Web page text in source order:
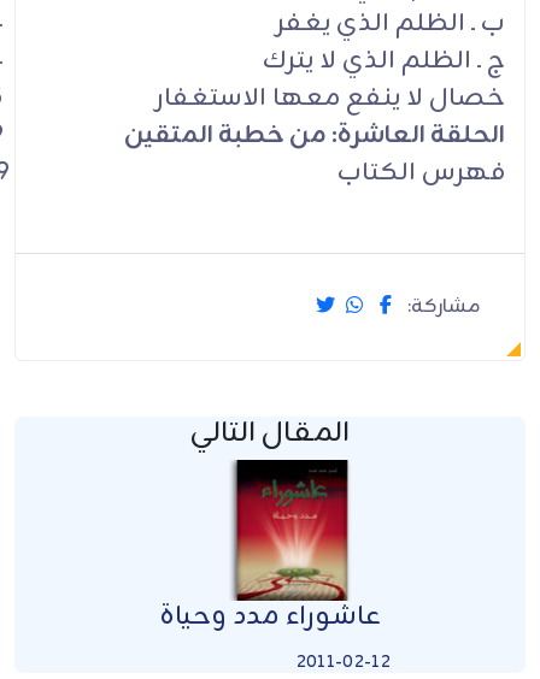
ب ـ الظلم الذي يغفر
ج ـ الظلم الذي لا يترك
خصال لا ينفع معها الاستغفار
الحلقة العاشرة: من خطبة المتقين
فهرس الكتاب
مشاركة:
المقال التالي
عاشوراء مدد وحياة
2011-02-12